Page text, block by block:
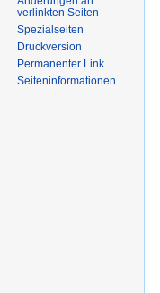
verlinkten Seiten
Spezialseiten
Druckversion
Permanenter Link
Seiten­informationen